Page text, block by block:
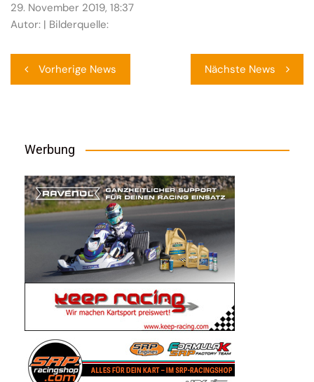
29. November 2019, 18:37
Autor: | Bilderquelle:
Vorherige News Nächste News
Werbung